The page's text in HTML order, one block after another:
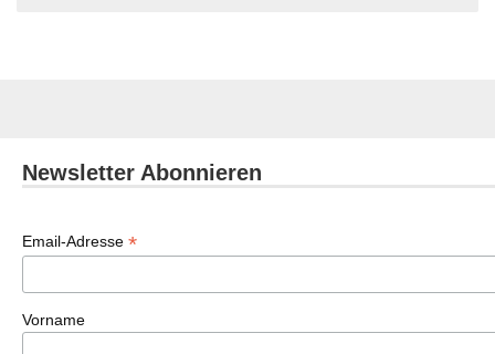
Newsletter Abonnieren
Email-Adresse *
Vorname